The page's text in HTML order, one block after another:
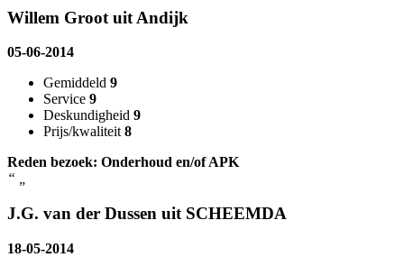
Willem Groot uit Andijk
05-06-2014
Gemiddeld 9
Service 9
Deskundigheid 9
Prijs/kwaliteit 8
Reden bezoek: Onderhoud en/of APK
“ „
J.G. van der Dussen uit SCHEEMDA
18-05-2014